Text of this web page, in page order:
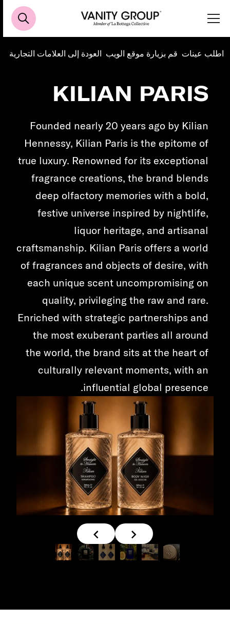
اطلب عينات قم بزيارة موقع الويب العودة إلى العلامات التجارية
KILIAN PARIS
Founded nearly 20 years ago by Kilian
Hennessy, Kilian Paris is the epitome of
true luxury. Renowned for its exceptional
fragrance creations, the brand blends
deep olfactory memories with a bold,
festive universe inspired by nightlife,
liquor heritage, and artisanal
craftsmanship. Kilian Paris offers a world
of fragrances and objects of desire, with
each unique scent uncompromising on
quality, privileging the raw and rare.
Enriched with strategic partnerships and
the most exuberant parties all around
the world, the brand sits at the heart of
culturally relevant moments, with an
influential global presence.